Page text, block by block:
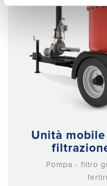
Unità
Pompa - filtro